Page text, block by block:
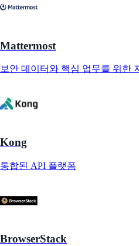
Mattermost
보안 데이터와 핵심 업무를 위한
Kong
통합된 API 플랫폼
BrowserStack